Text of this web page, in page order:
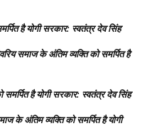
है योगी सरकार: स्वतंत्र देव सिंह
समाज के अंतिम व्यक्ति को समर्पित है
है योगी सरकार: स्वतंत्र देव सिंह
के अंतिम व्यक्ति को समर्पित है योगी